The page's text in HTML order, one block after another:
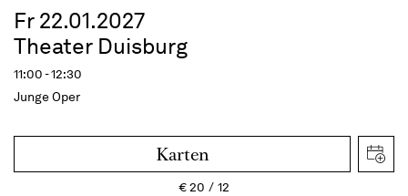
Fr 22.01.2027
Theater Duisburg
11:00 - 12:30
Junge Oper
Karten
€20
12